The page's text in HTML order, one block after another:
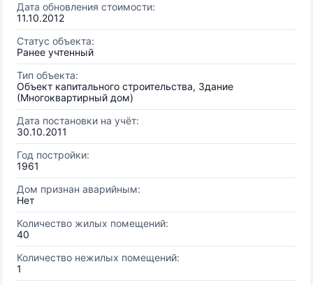
Дата обновления стоимости:
11.10.2012
Статус объекта:
Ранее учтенный
Тип объекта:
Объект капитального строительства, Здание
(Многоквартирный дом)
Дата постановки на учёт:
30.10.2011
Год постройки:
1961
Дом признан аварийным:
Нет
Количество жилых помещений:
40
Количество нежилых помещений:
1